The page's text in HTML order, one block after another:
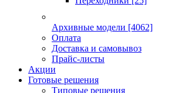
Архивные модели [4062]
Оплата
Доставка и самовывоз
Прайс-листы
Акции
Готовые решения
Типовые решения